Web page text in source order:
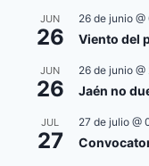
JUN
26
26 de junio
Viento del
JUN
26
26 de junio
Jaén no
JUL
27
27 de julio @